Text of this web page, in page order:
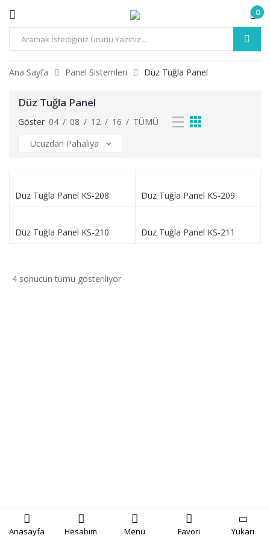
0
Anasayfa Hesabım Menü Favori Yukarı
Ana Sayfa Panel Sistemleri Düz Tuğla Panel
Düz Tuğla Panel
Göster 04 / 08 / 12 / 16 / TÜMÜ
Düz Tuğla Panel KS-208 Düz Tuğla Panel KS-209
Düz Tuğla Panel KS-210 Düz Tuğla Panel KS-211
4 sonucun tümü gösteriliyor